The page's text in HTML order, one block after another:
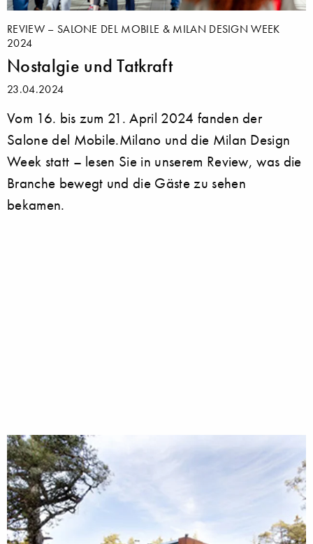
REVIEW – SALONE DEL MOBILE & MILAN DESIGN WEEK
2024
Nostalgie und Tatkraft
23.04.2024
Vom 16. bis zum 21. April 2024 fanden der
Salone del Mobile.Milano und die Milan Design
Week statt – lesen Sie in unserem Review, was die
Branche bewegt und die Gäste zu sehen
bekamen.